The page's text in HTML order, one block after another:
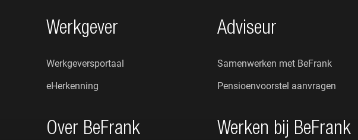
Werkgever
Werkgeversportaal
eHerkenning
Over BeFrank
Adviseur
Samenwerken met BeFrank
Pensioenvoorstel aanvragen
Werken bij BeFrank